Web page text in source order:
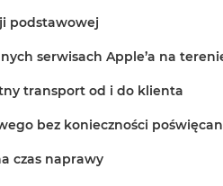
podstawowej
serwisach Apple’a na
transport od i do klienta
bez konieczności
czas naprawy